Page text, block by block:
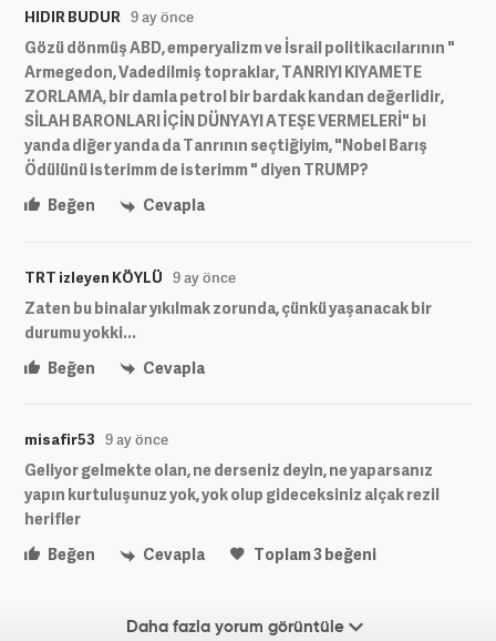
HIDIR BUDUR 9 ay önce
Gözü dönmüş ABD, emperyalizm ve İsrail politikacılarının "
Armegedon, Vadedilmiş topraklar, TANRIYI KIYAMETE
ZORLAMA, bir damla petrol bir bardak kandan değerlidir,
SİLAH BARONLARI İÇİN DÜNYAYI ATEŞE VERMELERİ" bi
yanda diğer yanda da Tanrının seçtiğiyim, "Nobel Barış
Ödülünü isterimm de isterimm " diyen TRUMP?
Beğen
Cevapla
TRT izleyen KÖYLÜ 9 ay önce
Zaten bu binalar yıkılmak zorunda, çünkü yaşanacak bir
durumu yokki...
Beğen
Cevapla
misafir53 9 ay önce
Geliyor gelmekte olan, ne derseniz deyin, ne yaparsanız
yapın kurtuluşunuz yok, yok olup gideceksiniz alçak rezil
herifler
Beğen
Cevapla Toplam3beğeni
Daha fazla yorum görüntüle